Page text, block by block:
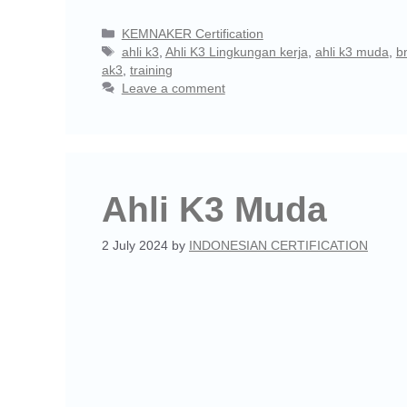
KEMNAKER Certification
ahli k3 Ahli K3 Lingkungan kerja ahli k3 muda
ak3 training
Leave a comment
Ahli K3 Muda
2 July 2024 by INDONESIAN CERTIFICATION